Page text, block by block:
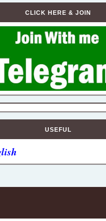
CLICK HERE & JOIN
USEFUL